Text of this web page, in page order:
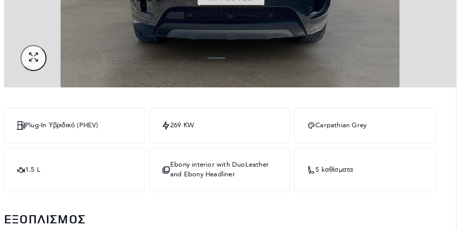
Plug-In Υβριδικό (PHEV) 269 KW Carpathian Grey
1.5 L
Ebony interior with DuoLeather
and Ebony Headliner
5 kαθίσματα
ΕΞΟΠΛΙΣΜΌΣ